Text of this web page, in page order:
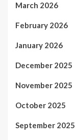
March 2026
February 2026
January 2026
December 2025
November 2025
October 2025
September 2025